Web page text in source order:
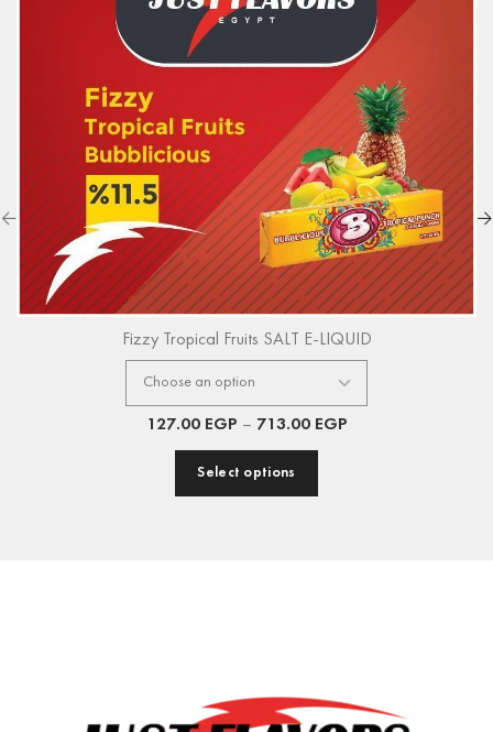
Fizzy Tropical Fruits SALT E-LIQUID
127.00 EGP – 713.00 EGP
Select options